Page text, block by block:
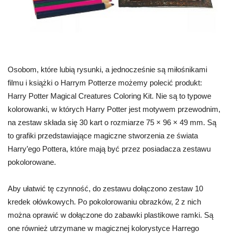
Osobom, które lubią rysunki, a jednocześnie są miłośnikami
filmu i książki o Harrym Potterze możemy polecić produkt:
Harry Potter Magical Creatures Coloring Kit. Nie są to typowe
kolorowanki, w których Harry Potter jest motywem przewodnim,
na zestaw składa się 30 kart o rozmiarze 75 × 96 × 49 mm. Są
to grafiki przedstawiające magiczne stworzenia ze świata
Harry’ego Pottera, które mają być przez posiadacza zestawu
pokolorowane.
Aby ułatwić tę czynność, do zestawu dołączono zestaw 10
kredek ołówkowych. Po pokolorowaniu obrazków, 2 z nich
można oprawić w dołączone do zabawki plastikowe ramki. Są
one również utrzymane w magicznej kolorystyce Harrego